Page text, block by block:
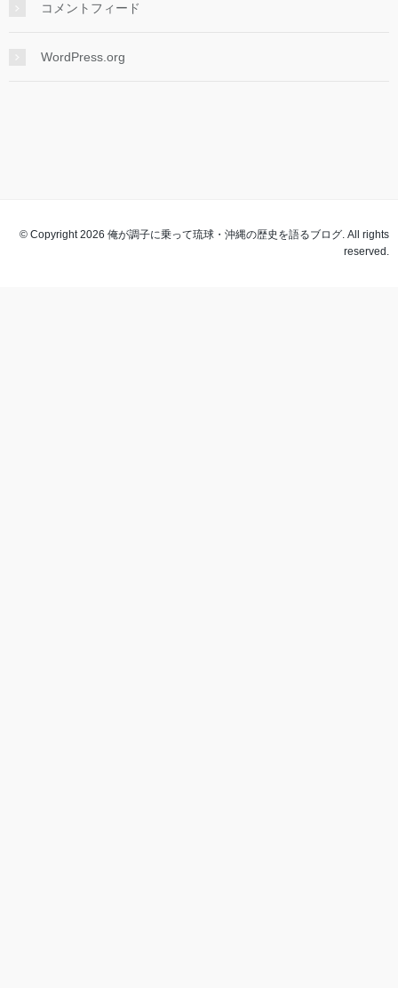
コメントフィード
WordPress.org
© Copyright 2026 俺が調子に乗って琉球・沖縄の歴史を語るブログ. All rights
reserved.